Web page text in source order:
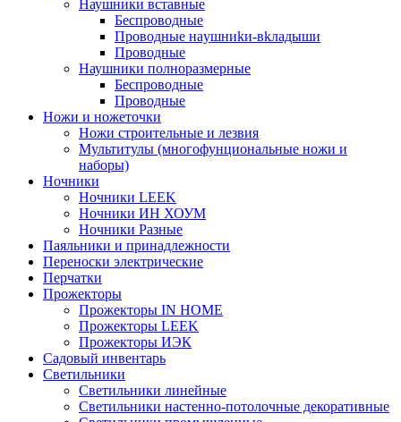
Наушники вставные
Беспроводные
Пpoвoдныe нayшниkи-вkлaдыши
Проводные
Наушники полноразмерные
Беспроводные
Проводные
Ножи и ножеточки
Ножи строительные и лезвия
Мультитулы (многофунциональные ножи и
наборы)
Ночники
Ночники LEEK
Ночники ИН ХОУМ
Ночники Разные
Паяльники и принадлежности
Переноски электрические
Перчатки
Прожекторы
Прожекторы IN HOME
Прожекторы LEEK
Прожекторы ИЭК
Садовый инвентарь
Светильники
Светильники линейные
Светильники настенно-потолочные декоративные